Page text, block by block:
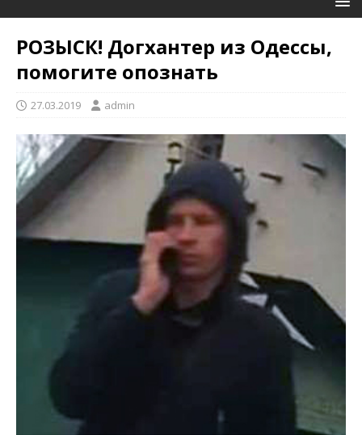
РОЗЫСК! Догхантер из Одессы,
помогите опознать
27.03.2019 admin